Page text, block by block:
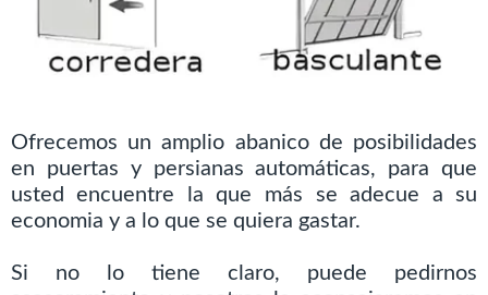
Ofrecemos un amplio abanico de posibilidades
en puertas y persianas automáticas, para que
usted encuentre la que más se adecue a su
economia y a lo que se quiera gastar.
Si no lo tiene claro, puede pedirnos